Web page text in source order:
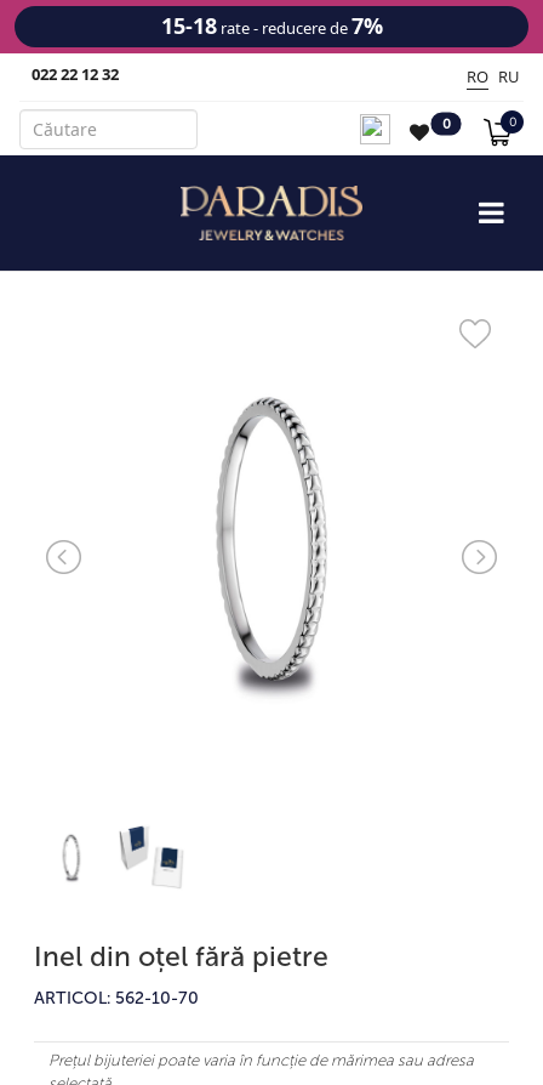
15-18rate - reducere de7%
022 22 12 32 RO RU
0 0
Inel din oțel fără pietre
ARTICOL: 562-10-70
Prețul bijuteriei poate varia în funcție de mărimea sau adresa